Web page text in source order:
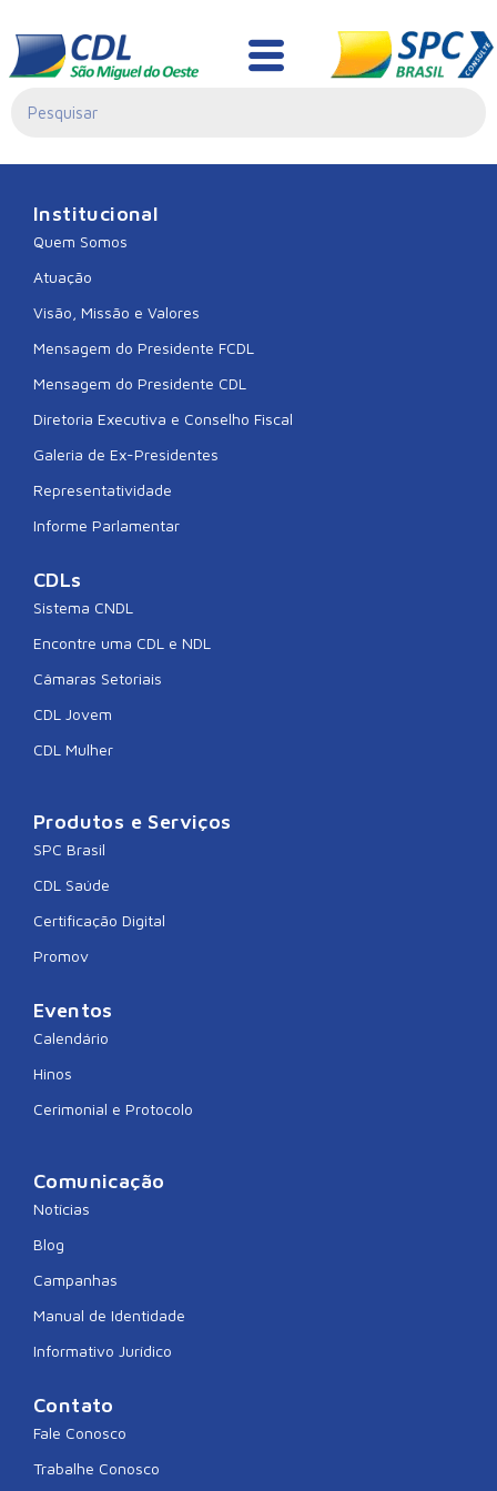
Greisi Teochi
Institucional
Quem Somos
Atuação
Visão, Missão e Valores
Mensagem do Presidente FCDL
Mensagem do Presidente CDL
Diretoria Executiva e Conselho Fiscal
Galeria de Ex-Presidentes
Representatividade
Informe Parlamentar
CDLs
Sistema CNDL
Encontre uma CDL e NDL
Câmaras Setoriais
CDL Jovem
CDL Mulher
Produtos e Serviços
SPC Brasil
CDL Saúde
Certificação Digital
Promov
Eventos
Calendário
Hinos
Cerimonial e Protocolo
Comunicação
Notícias
Blog
Campanhas
Manual de Identidade
Informativo Jurídico
Contato
Fale Conosco
Trabalhe Conosco